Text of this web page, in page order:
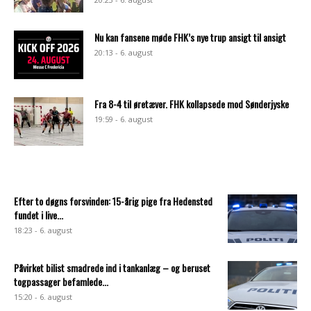
Nu kan fansene møde FHK’s nye trup ansigt til ansigt
20:13 - 6. august
Fra 8-4 til øretæver. FHK kollapsede mod Sønderjyske
19:59 - 6. august
Efter to døgns forsvinden: 15-årig pige fra Hedensted
fundet i live...
18:23 - 6. august
Påvirket bilist smadrede ind i tankanlæg – og beruset
togpassager befamlede...
15:20 - 6. august